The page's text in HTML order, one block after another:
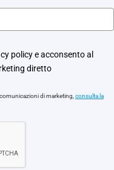
policy e acconsento al
diretto
di marketing, consulta la